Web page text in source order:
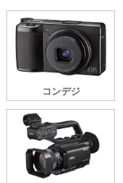
コンデジ